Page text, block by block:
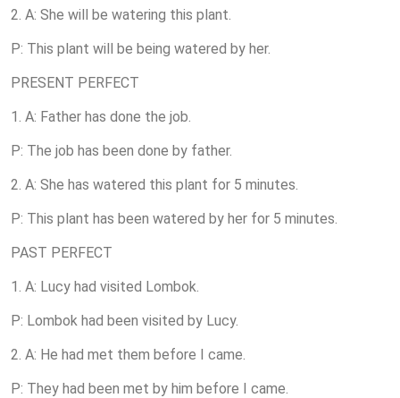
2. A: She will be watering this plant.
P: This plant will be being watered by her.
PRESENT PERFECT
1. A: Father has done the job.
P: The job has been done by father.
2. A: She has watered this plant for 5 minutes.
P: This plant has been watered by her for 5 minutes.
PAST PERFECT
1. A: Lucy had visited Lombok.
P: Lombok had been visited by Lucy.
2. A: He had met them before I came.
P: They had been met by him before I came.